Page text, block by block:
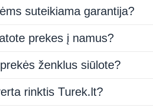
suteikiama garantija?
prekes į namus?
ženklus siūlote?
rinktis Turek.lt?